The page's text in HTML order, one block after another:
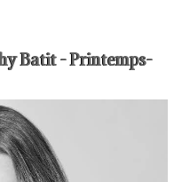
Batit - Printemps-